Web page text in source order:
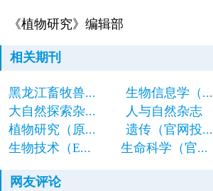
《植物研究》编辑部
相关期刊
黑龙江畜牧兽...
生物信息学（...
大自然探索杂...
人与自然杂志
植物研究（原...
遗传（官网投...
生物技术（E...
生命科学（官...
网友评论